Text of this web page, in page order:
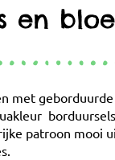
en
met
patroon mooi